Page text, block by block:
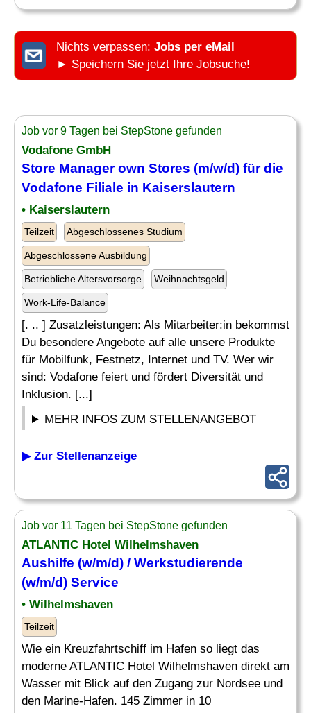
Nichts verpassen: Jobs per eMail
► Speichern Sie jetzt Ihre Jobsuche!
Job vor 9 Tagen bei StepStone gefunden
Vodafone GmbH
Store Manager own Stores (m/w/d) für die
Vodafone Filiale in Kaiserslautern
• Kaiserslautern
Teilzeit Abgeschlossenes Studium
Abgeschlossene Ausbildung
Betriebliche Altersvorsorge Weihnachtsgeld
Work-Life-Balance
[. .. ] Zusatzleistungen: Als Mitarbeiter:in bekommst
Du besondere Angebote auf alle unsere Produkte
für Mobilfunk, Festnetz, Internet und TV. Wer wir
sind: Vodafone feiert und fördert Diversität und
Inklusion. [...]
MEHR INFOS ZUM STELLENANGEBOT
▶ Zur Stellenanzeige
Job vor 11 Tagen bei StepStone gefunden
ATLANTIC Hotel Wilhelmshaven
Aushilfe (w/m/d) / Werkstudierende
(w/m/d) Service
• Wilhelmshaven
Teilzeit
Wie ein Kreuzfahrtschiff im Hafen so liegt das
moderne ATLANTIC Hotel Wilhelmshaven direkt am
Wasser mit Blick auf den Zugang zur Nordsee und
den Marine-Hafen. 145 Zimmer in 10